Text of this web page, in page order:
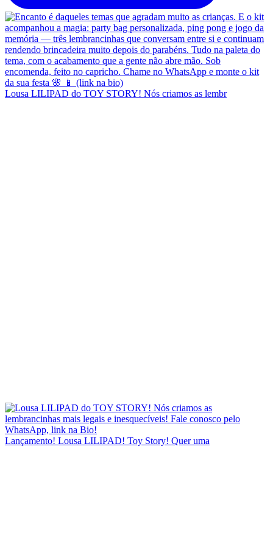
Lousa LILIPAD do TOY STORY! Nós criamos as lembr
Lançamento! Lousa LILIPAD! Toy Story! Quer uma